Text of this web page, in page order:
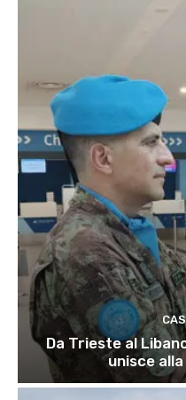
Da Trieste al
unisce